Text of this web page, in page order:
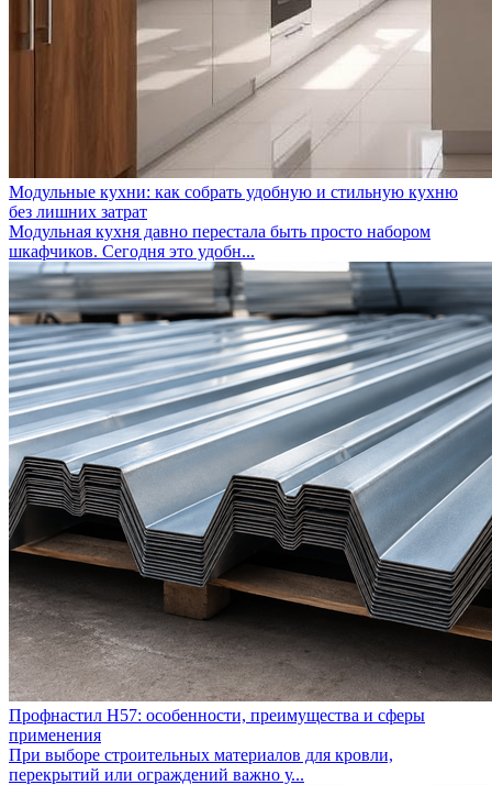
Модульные кухни: как собрать удобную и стильную кухню
без лишних затрат
Модульная кухня давно перестала быть просто набором
шкафчиков. Сегодня это удобн...
Профнастил Н57: особенности, преимущества и сферы
применения
При выборе строительных материалов для кровли,
перекрытий или ограждений важно у...